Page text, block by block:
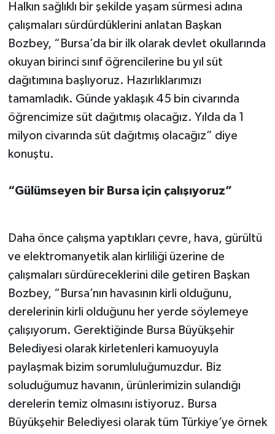
Halkın sağlıklı bir şekilde yaşam sürmesi adına
çalışmaları sürdürdüklerini anlatan Başkan
Bozbey, “Bursa’da bir ilk olarak devlet okullarında
okuyan birinci sınıf öğrencilerine bu yıl süt
dağıtımına başlıyoruz. Hazırlıklarımızı
tamamladık. Günde yaklaşık 45 bin civarında
öğrencimize süt dağıtmış olacağız. Yılda da 1
milyon civarında süt dağıtmış olacağız” diye
konuştu.
“Gülümseyen bir Bursa için çalışıyoruz”
Daha önce çalışma yaptıkları çevre, hava, gürültü
ve elektromanyetik alan kirliliği üzerine de
çalışmaları sürdüreceklerini dile getiren Başkan
Bozbey, “Bursa’nın havasının kirli olduğunu,
derelerinin kirli olduğunu her yerde söylemeye
çalışıyorum. Gerektiğinde Bursa Büyükşehir
Belediyesi olarak kirletenleri kamuoyuyla
paylaşmak bizim sorumluluğumuzdur. Biz
soluduğumuz havanın, ürünlerimizin sulandığı
derelerin temiz olmasını istiyoruz. Bursa
Büyükşehir Belediyesi olarak tüm Türkiye’ye örnek